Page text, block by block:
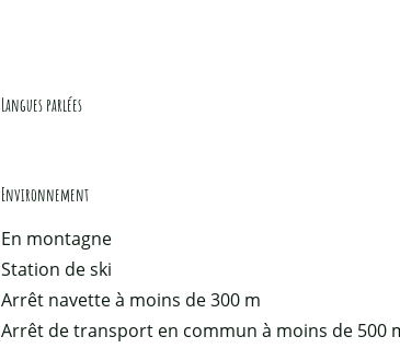
Langues parlées
Langues parlées
Environnement
Environnement
En montagne
Station de ski
Arrêt navette à moins de 300 m
Arrêt de transport en commun à moins de 500